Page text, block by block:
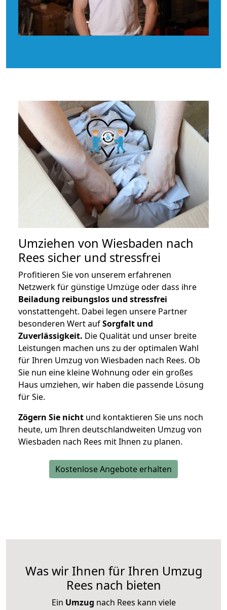
Umziehen von Wiesbaden nach
Rees sicher und stressfrei
Profitieren Sie von unserem erfahrenen
Netzwerk für günstige Umzüge oder dass ihre
Beiladung reibungslos und stressfrei
vonstattengeht. Dabei legen unsere Partner
besonderen Wert aufSorgfalt und
Zuverlässigkeit. Die Qualität und unser breite
Leistungen machen uns zu der optimalen Wahl
für Ihren Umzug von Wiesbaden nach Rees. Ob
Sie nun eine kleine Wohnung oder ein großes
Haus umziehen, wir haben die passende Lösung
für Sie.
Zögern Sie nicht und kontaktieren Sie uns noch
heute, um Ihren deutschlandweiten Umzug von
Wiesbaden nach Rees mit Ihnen zu planen.
Kostenlose Angebote erhalten
Was wir Ihnen für Ihren Umzug
Rees nach bieten
Ein Umzug nach Rees kann viele